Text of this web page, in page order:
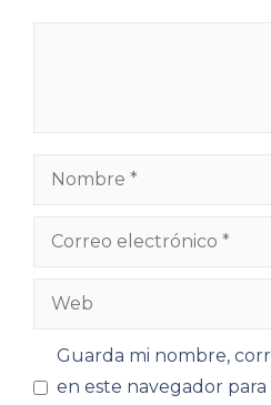
Nombre
Correo
Web
Guarda mi nombre,
en este navegador